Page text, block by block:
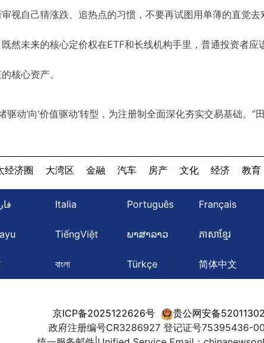
视自己猜涨跌、追热点的习惯，不要再试图用单薄的直觉
然未来的核心定价权在ETF和长线机构手里，普通投资者应
核心资产。
动’向‘价值驱动’转型，为注册制全面深化夯实交易基础。”
经济圈 大湾区 金融 汽车 房产 文化 经济 教育
Italia Português Français
TiếngViệt ພາສາລາວ ភាសាខ្មែរ
বাংলা Türkçe 简体中文
京ICP备2025122626号
贵公网安备
政府注册编号CR3286927 登记证号75395436-